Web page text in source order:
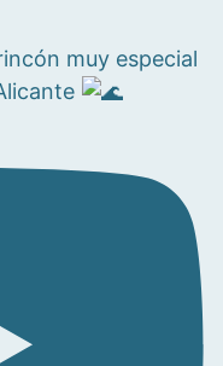
rincón muy especial